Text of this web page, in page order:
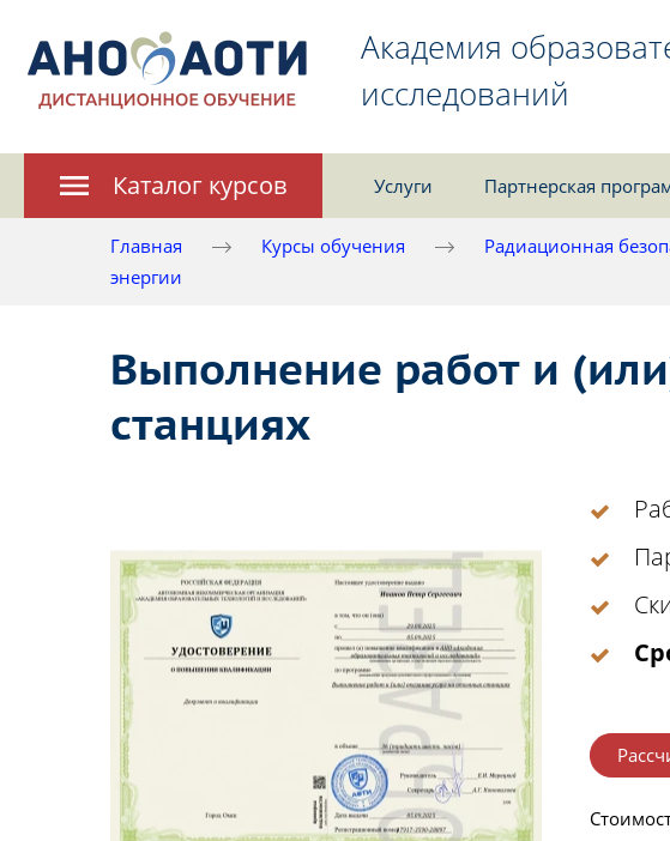
Академия
исследований
Каталог курсов Услуги Партнерская
Главная Курсы обучения Радиационная
энергии
Выполнение работ и
станциях